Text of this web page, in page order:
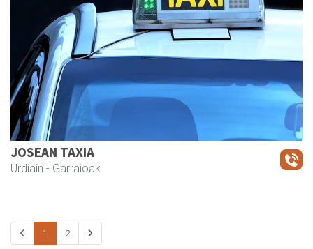
JOSEAN TAXIA
Urdiain - Garraioak
1 2